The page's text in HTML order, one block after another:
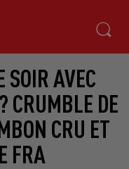
SOIR AVEC
CRUMBLE DE
CRU ET
FRA